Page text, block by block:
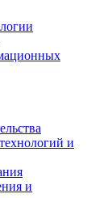
и
и